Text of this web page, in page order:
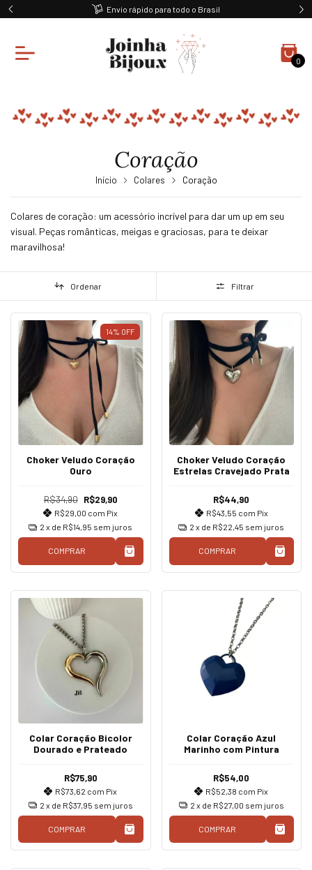
Ganhe 10% off na primeira compra
0
Coração
Início Colares Coração
Colares de coração: um acessório incrível para dar um up em seu
visual. Peças românticas, meigas e graciosas, para te deixar
maravilhosa!
Ordenar Filtrar
14% OFF
Choker Veludo Coração
Ouro
R$34,90 R$29,90
R$29,00 com Pix
2 x de R$14,95 sem juros
COMPRAR
Choker Veludo Coração
Estrelas Cravejado Prata
R$44,90
R$43,55 com Pix
2 x de R$22,45 sem juros
COMPRAR
Colar Coração Bicolor
Dourado e Prateado
R$75,90
R$73,62 com Pix
2 x de R$37,95 sem juros
COMPRAR
Colar Coração Azul
Marinho com Pintura
R$54,00
R$52,38 com Pix
2 x de R$27,00 sem juros
COMPRAR